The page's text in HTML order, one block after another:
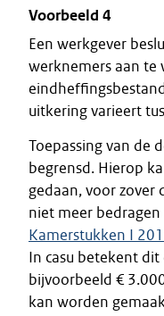
Voorbeeld 4
Een werkgever
werknemers aan te
uitkering varieert
Toepassing van de
begrensd. Hierop
gedaan, voor zover
niet meer
Kamerstukken I
In casu betekent
bijvoorbeeld €
kan worden